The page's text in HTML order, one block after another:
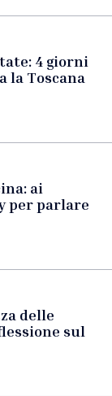
4 giorni
la Toscana
ai
per parlare
delle
sul